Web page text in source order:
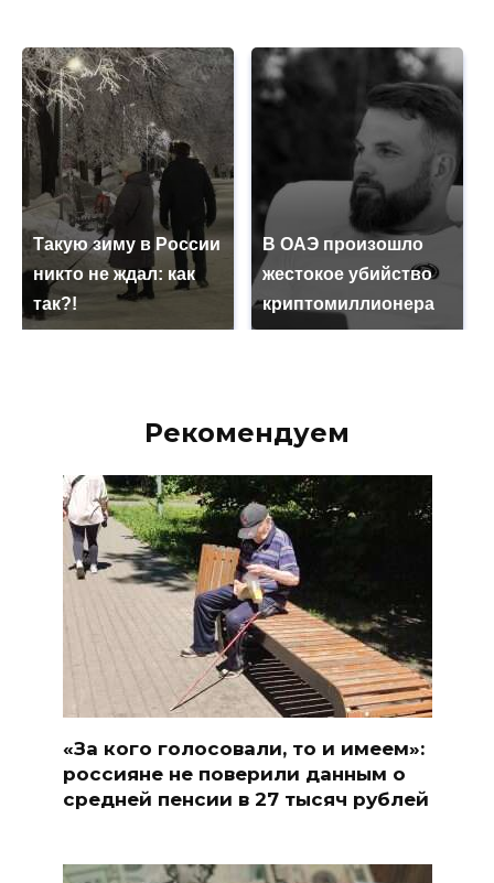
Такую зиму в России
никто не ждал: как
так?!
В ОАЭ произошло
жестокое убийство
криптомиллионера
Рекомендуем
«За кого голосовали, то и имеем»:
россияне не поверили данным о
средней пенсии в 27 тысяч рублей